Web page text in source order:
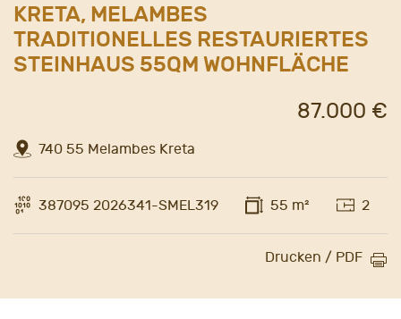
KRETA, MELAMBES
TRADITIONELLES RESTAURIERTES
STEINHAUS 55QM WOHNFLÄCHE
740 55 Melambes Kreta
87.000 €
387095 2026341-SMEL319 55 m² 2
Drucken / PDF